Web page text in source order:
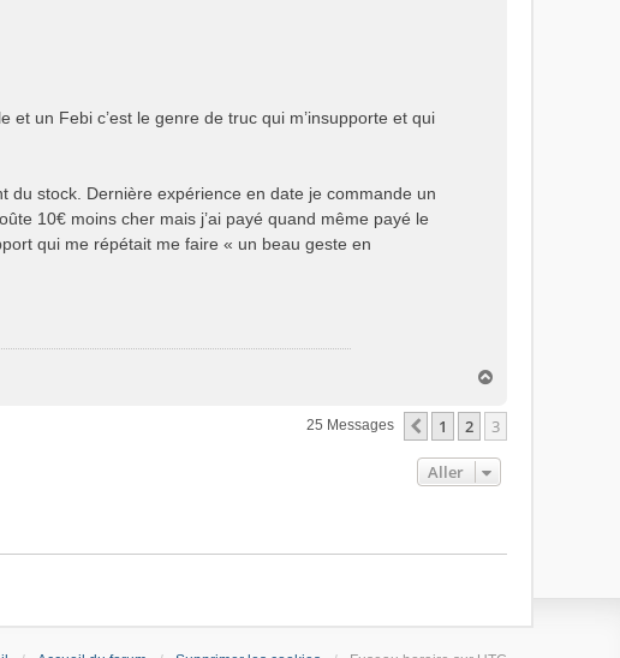
un Febi c’est le genre de truc qui m’insupporte et qui
du stock. Dernière expérience en date je commande un
10€ moins cher mais j’ai payé quand même payé le
qui me répétait me faire « un beau geste en
u
t
25 Messages Précédent
1 2 3
Aller